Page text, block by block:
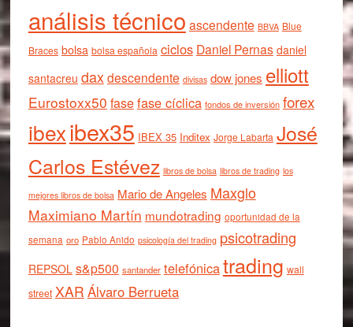
análisis técnico ascendente BBVA Blue
Braces bolsa bolsa española ciclos Daniel Pernas daniel
santacreu daxdescendente divisas dow jones elliott
Eurostoxx50 fasefase cíclica fondos de inversión forex
ibexibex35 IBEX 35 Inditex Jorge Labarta José
Carlos Estévez libros de bolsa libros de trading los
mejores libros de bolsa Mario de Angeles Maxglo
Maximiano Martín mundotrading oportunidad de la
semana oro Pablo Anido psicología del trading psicotrading
REPSOL s&p500 santander telefónicatrading wall
street XAR Álvaro Berrueta